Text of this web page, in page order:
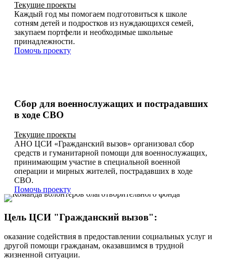
Текущие проекты
Каждый год мы помогаем подготовиться к школе
сотням детей и подростков из нуждающихся семей,
закупаем портфели и необходимые школьные
принадлежности.
Помочь проекту
Сбор для военнослужащих и пострадавших
в ходе СВО
Текущие проекты
АНО ЦСИ «Гражданский вызов» организовал сбор
средств и гуманитарной помощи для военнослужащих,
принимающим участие в специальной военной
операции и мирных жителей, пострадавших в ходе
СВО.
Помочь проекту
Цель ЦСИ "Гражданский вызов":
оказание содействия в предоставлении социальных услуг и
другой помощи гражданам, оказавшимся в трудной
жизненной ситуации.